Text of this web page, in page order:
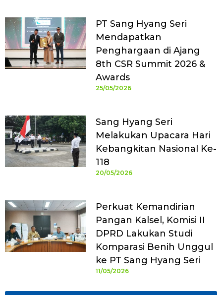
PT Sang Hyang Seri
Mendapatkan
Penghargaan di Ajang
8th CSR Summit 2026 &
Awards
25/05/2026
Sang Hyang Seri
Melakukan Upacara Hari
Kebangkitan Nasional Ke-
118
20/05/2026
Perkuat Kemandirian
Pangan Kalsel, Komisi II
DPRD Lakukan Studi
Komparasi Benih Unggul
ke PT Sang Hyang Seri
11/05/2026